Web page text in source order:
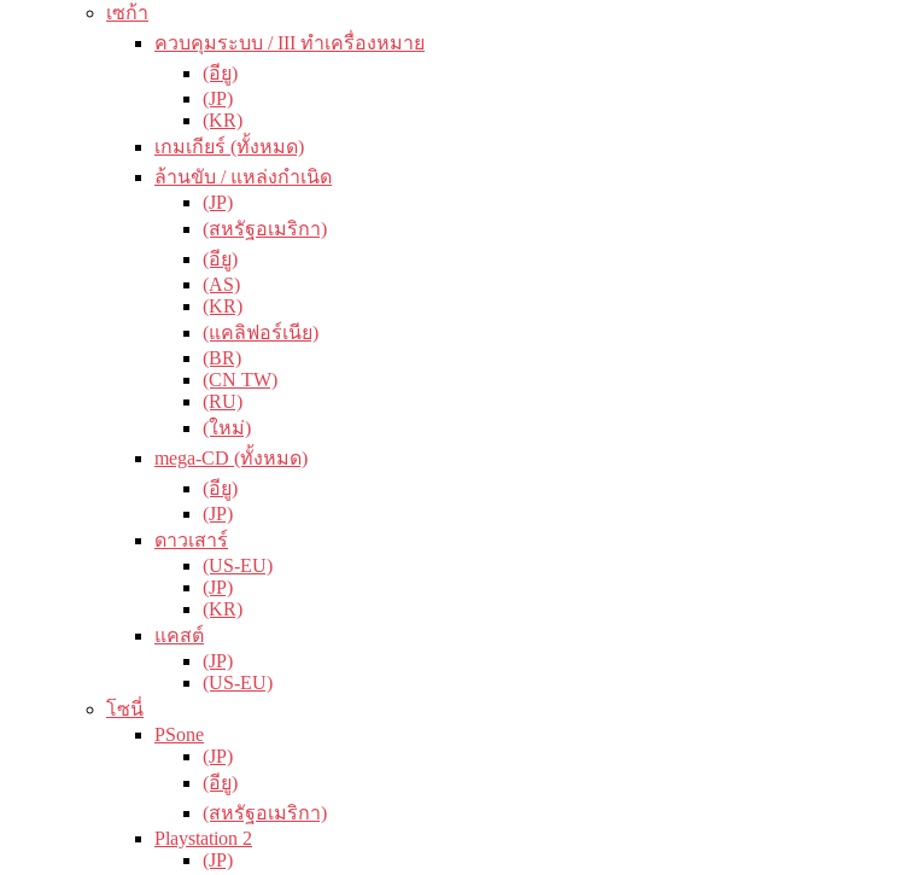
เซก้า
ควบคุมระบบ / III ทำเครื่องหมาย
(อียู)
(JP)
(KR)
เกมเกียร์ (ทั้งหมด)
ล้านขับ / แหล่งกำเนิด
(JP)
(สหรัฐอเมริกา)
(อียู)
(AS)
(KR)
(แคลิฟอร์เนีย)
(BR)
(CN TW)
(RU)
(ใหม่)
mega-CD (ทั้งหมด)
(อียู)
(JP)
ดาวเสาร์
(US-EU)
(JP)
(KR)
แคสต์
(JP)
(US-EU)
โซนี่
PSone
(JP)
(อียู)
(สหรัฐอเมริกา)
Playstation 2
(JP)